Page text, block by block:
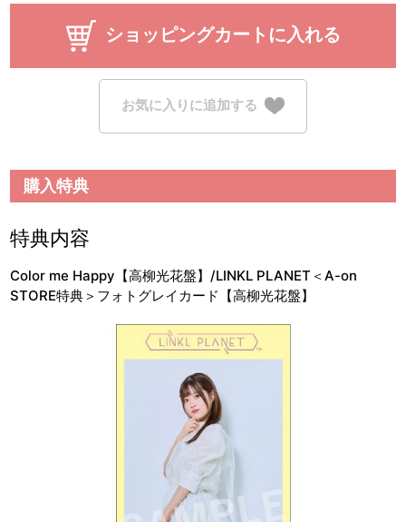
ショッピングカートに入れる
お気に入りに追加する
購入特典
特典内容
Color me Happy【高柳光花盤】/LINKL PLANET＜A-on
STORE特典＞フォトグレイカード【高柳光花盤】